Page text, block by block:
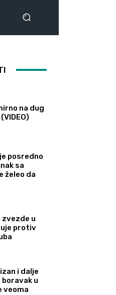
na dug
posredno
sa
želeo da
zvezde u
protiv
i dalje
boravak u
veoma